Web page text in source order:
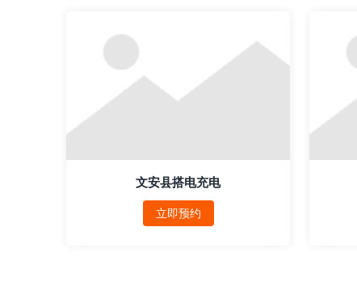
文安县搭电充电
立即预约